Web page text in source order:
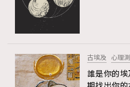
古埃及 心理
誰是你的